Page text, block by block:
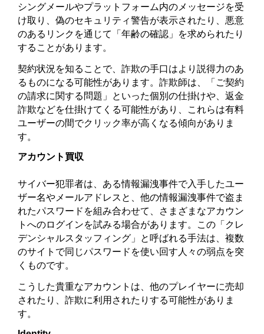
シングメールやプラットフォーム内のメッセージを受
け取り、偽のセキュリティ警告が表示されたり、悪意
のあるリンクを通じて「年齢の確認」を求められたり
することがあります。
契約状況を知ることで、詐欺の手口はより説得力のあ
るものになる可能性があります。詐欺師は、「ご契約
の請求に関する問題」といった個別の仕掛けや、返金
詐欺などを仕掛けてくる可能性があり、これらは有料
ユーザーの間でクリック率が高くなる傾向がありま
す。
アカウント買収
サイバー犯罪者は、ある情報漏洩事件で入手したユー
ザー名やメールアドレスと、他の情報漏洩事件で盗ま
れたパスワードを組み合わせて、さまざまなアカウン
トへのログインを試みる場合があります。この「クレ
デンシャルスタッフィング」と呼ばれる手法は、複数
のサイトで同じパスワードを使い回す人々の弱点を突
くものです。
こうした貴重なアカウントは、他のプレイヤーに売却
されたり、詐欺に利用されたりする可能性がありま
す。